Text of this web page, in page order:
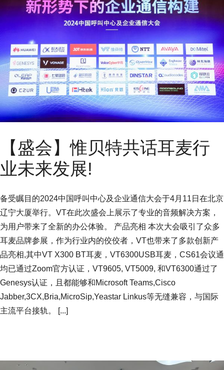
【盛会】惟贝特共话耳麦行
业未来发展!
备受瞩目的2024中国呼叫中心及企业通信大会于4月11日在北京
辽宁大厦举行。VT在此次盛会上展示了专业的音频解决方案，
为用户带来了全新的办公体验。 产品亮相 本次大会吸引了众多
耳麦品牌参展，作为行业内的佼佼者，VT也带来了多款创新产
品亮相,其中VT X300 BT耳麦，VT6300USB耳麦，CS61会议通
均已通过Zoom官方认证，VT9605, VT5009, 和VT6300通过了
Genesys认证，且都能够和Microsoft Teams,Cisco
Jabber,3CX,Bria,MicroSip,Yeastar Linkus等无缝兼容，与国际
主流平台接轨。 [...]